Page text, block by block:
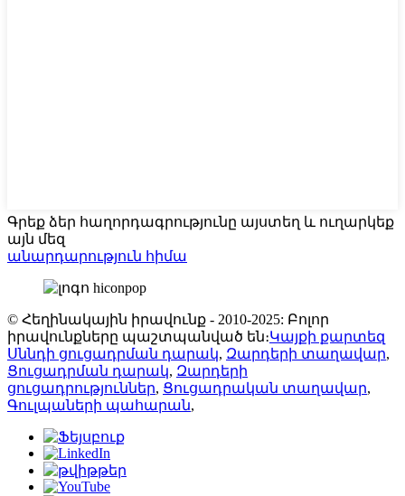
Գրեք ձեր հաղորդագրությունը այստեղ և ուղարկեք
այն մեզ
անարդարություն հիմա
© Հեղինակային իրավունք - 2010-2025: Բոլոր
իրավունքները պաշտպանված են։Կայքի քարտեզ
Սննդի ցուցադրման դարակ, Զարդերի տաղավար,
Ցուցադրման դարակ, Զարդերի
ցուցադրություններ, Ցուցադրական տաղավար,
Գուլպաների պահարան,